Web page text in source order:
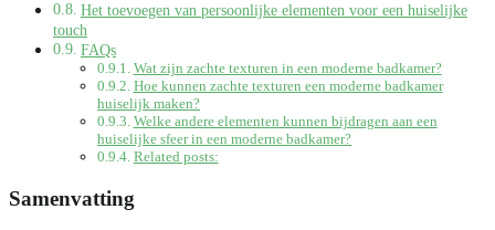
Het toevoegen van persoonlijke elementen voor een huiselijke
touch
FAQs
Wat zijn zachte texturen in een moderne badkamer?
Hoe kunnen zachte texturen een moderne badkamer
huiselijk maken?
Welke andere elementen kunnen bijdragen aan een
huiselijke sfeer in een moderne badkamer?
Related posts:
Samenvatting